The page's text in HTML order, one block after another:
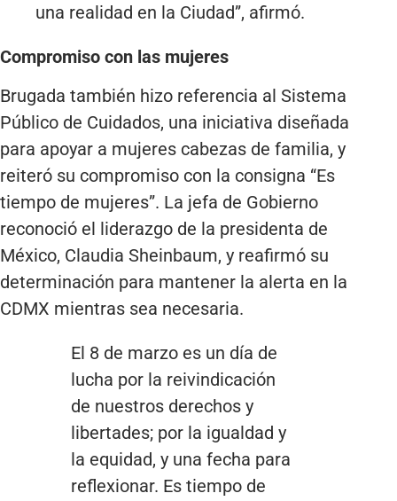
una realidad en la Ciudad”, afirmó.
Compromiso con las mujeres
Brugada también hizo referencia al Sistema
Público de Cuidados, una iniciativa diseñada
para apoyar a mujeres cabezas de familia, y
reiteró su compromiso con la consigna “Es
tiempo de mujeres”. La jefa de Gobierno
reconoció el liderazgo de la presidenta de
México, Claudia Sheinbaum, y reafirmó su
determinación para mantener la alerta en la
CDMX mientras sea necesaria.
El 8 de marzo es un día de
lucha por la reivindicación
de nuestros derechos y
libertades; por la igualdad y
la equidad, y una fecha para
reflexionar. Es tiempo de